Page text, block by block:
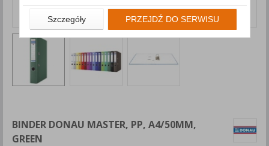
BINDER DONAU MASTER, PP, A4/50MM,
GREEN
Szczegóły PRZEJDŹ DO SERWISU